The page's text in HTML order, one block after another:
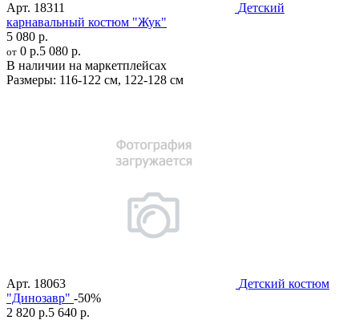
Арт. 18311
Детский
карнавальный костюм "Жук"
5 080 р.
от 0 р.5 080 р.
В наличии на маркетплейсах
Размеры: 116-122 см, 122-128 см
Арт. 18063
Детский костюм
"Динозавр" -50%
2 820 р.5 640 р.